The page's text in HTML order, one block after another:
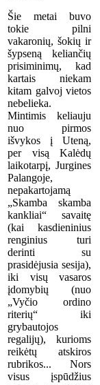
Šie metai buvo
tokie pilni
vakaronių, šokių ir
šypseną keliančių
prisiminimų, kad
kartais niekam
kitam galvoj vietos
nebelieka.
Mintimis keliauju
nuo pirmos
išvykos į Uteną,
per visą Kalėdų
laikotarpį, Jurgines
Palangoje,
nepakartojamą
„Skamba skamba
kankliai“ savaitę
(kai kasdieninius
renginius turi
derinti su
prasidėjusia sesija),
iki visų vasaros
įdomybių (nuo
„Vyčio ordino
riterių“ iki
grybautojos
regalijų), kurioms
reikėtų atskiros
rubrikos... Nors
visus įspūdžius